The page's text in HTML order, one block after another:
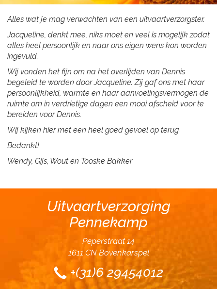
Alles wat je mag verwachten van een uitvaartverzorgster.
Jacqueline, denkt mee, niks moet en veel is mogelijk zodat
alles heel persoonlijk en naar ons eigen wens kon worden
ingevuld.
Wij vonden het fijn om na het overlijden van Dennis
begeleid te worden door Jacqueline. Zij gaf ons met haar
persoonlijkheid, warmte en haar aanvoelingsvermogen de
ruimte om in verdrietige dagen een mooi afscheid voor te
bereiden voor Dennis.
Wij kijken hier met een heel goed gevoel op terug.
Bedankt!
Wendy, Gijs, Wout en Tooske Bakker
Uitvaartverzorging
Pennekamp
Peperstraat 14
1611 CN Bovenkarspel
+(31)6 29454012